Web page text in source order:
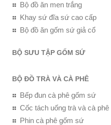
Bộ đồ ăn men trắng
Khay sứ đĩa sứ cao cấp
Bộ đồ ăn gốm sứ giả cổ
BỘ SƯU TẬP GỐM SỨ
BỘ ĐỒ TRÀ VÀ CÀ PHÊ
Bếp đun cà phê gốm sứ
Cốc tách uống trà và cà phê
Phin cà phê gốm sứ